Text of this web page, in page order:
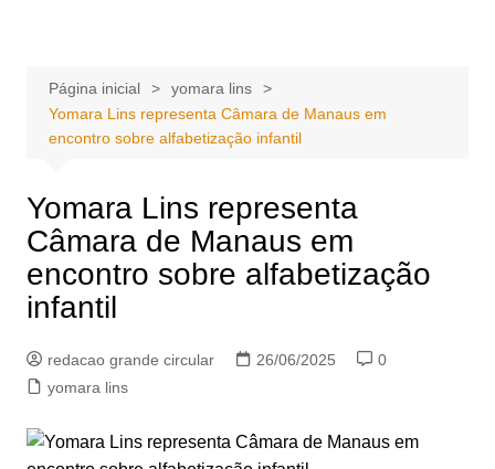
conteúdoPágina inicial
yomara lins
Yomara Lins representa Câmara de Manaus em
encontro sobre alfabetização infantil
Yomara Lins representa
Câmara de Manaus em
encontro sobre alfabetização
infantil
redacao grande circular 26/06/2025
0
yomara lins